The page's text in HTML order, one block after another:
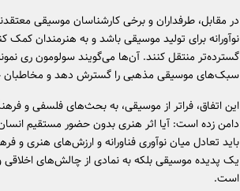
در مقابل، طرفداران و برخی کارشناسان موسیقی
نوآورانه برای تولید موسیقی باشد و به هنرمندان
گسترده‌تر منتقل کنند. آن‌ها می‌گویند سولومون ری
سبک‌های موسیقی مذهبی را گسترش دهد و
این اتفاق، فراتر از موسیقی، به بحث‌های فلسفی و
دامن زده است: آیا اثر هنری بدون حضور مستقیم
باید تعادل میان نوآوری فناورانه و ارزش‌های هنری و
یک پدیده موسیقی بلکه به نمادی از چالش‌های
است.